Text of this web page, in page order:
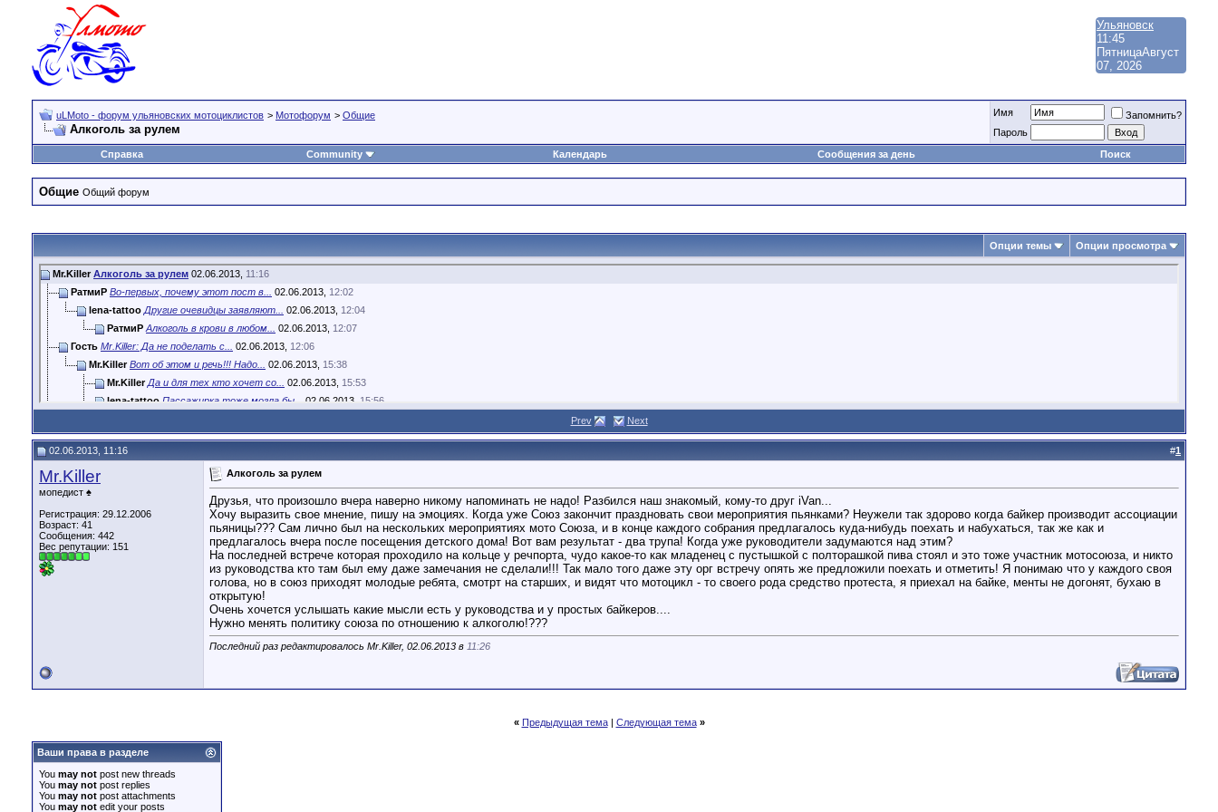
Ульяновск
11:45
ПятницаАвгуст
07, 2026
uLMoto - форум ульяновских мотоциклистов > Мотофорум > Общие
Алкоголь за рулем
Имя
Запомнить?
Пароль
Справка
Community Календарь Сообщения за день Поиск
Общие Общий форум
Опции темы Опции просмотра
Mr.Killer Алкоголь за рулем 02.06.2013, 11:16
РатмиР Во-первых, почему этот пост в... 02.06.2013, 12:02
lena-tattoo Другие очевидцы заявляют... 02.06.2013, 12:04
РатмиР Алкоголь в крови в любом... 02.06.2013, 12:07
Гость Mr.Killer: Да не поделать с... 02.06.2013, 12:06
Mr.Killer Вот об этом и речь!!! Надо... 02.06.2013, 15:38
Mr.Killer Да и для тех кто хочет со... 02.06.2013, 15:53
lena-tattoo Пассажирка тоже могла бы... 02.06.2013, 15:56
Дополнительные ответы в под-темах
РатмиР
Место проведения мероприятия...
Ратмир, ты себя ведешь сейчас...02.06.2013,16:22
Вообще чушь полную написал.... 02.06.2013,
Drakonessa
Наиль,может человек не знает...02.06.2013, 13:47
Хан
НЕТ у нас тут своей ветки! ВЫ... 02.06.2013,14:34
Наиль, при чем тут ветки... 02.06.2013,
15:34
Дополнительные ответы в под-темах
Нормальная политика у союза!...
1. Эта бравада пока сам не... 03.06.2013,
Prev Next
02.06.2013, 11:16 #1
Mr.Killer
мопедист ♠
Регистрация: 29.12.2006
Возраст: 41
Сообщения: 442
Вес репутации: 151
Алкоголь за рулем
Друзья, что произошло вчера наверно никому напоминать не надо! Разбился наш знакомый, кому-то друг iVan...
Хочу выразить свое мнение, пишу на эмоциях. Когда уже Союз закончит праздновать свои мероприятия пьянками? Неужели так здорово когда байкер производит ассоциации
пьяницы??? Сам лично был на нескольких мероприятиях мото Союза, и в конце каждого собрания предлагалось куда-нибудь поехать и набухаться, так же как и
предлагалось вчера после посещения детского дома! Вот вам результат - два трупа! Когда уже руководители задумаются над этим?
На последней встрече которая проходило на кольце у речпорта, чудо какое-то как младенец с пустышкой с полторашкой пива стоял и это тоже участник мотосоюза, и никто
из руководства кто там был ему даже замечания не сделали!!! Так мало того даже эту орг встречу опять же предложили поехать и отметить! Я понимаю что у каждого своя
голова, но в союз приходят молодые ребята, смотрт на старших, и видят что мотоцикл - то своего рода средство протеста, я приехал на байке, менты не догонят, бухаю в
открытую!
Очень хочется услышать какие мысли есть у руководства и у простых байкеров....
Нужно менять политику союза по отношению к алкоголю!???
Последний раз редактировалось Mr.Killer, 02.06.2013 в 11:26
« Предыдущая тема| Следующая тема »
Ваши права в разделе
You may not post new threads
You may not post replies
You may not post attachments
You may not edit your posts